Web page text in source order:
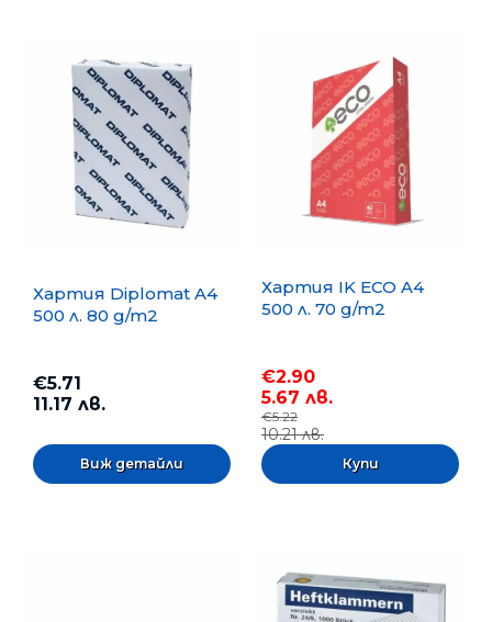
Хартия Diplomat A4
500 л. 80 g/m2
€5.71
11.17 лв.
Виж детайли
Хартия IK ECO A4
500 л. 70 g/m2
€2.90
5.67 лв.
€5.22
10.21 лв.